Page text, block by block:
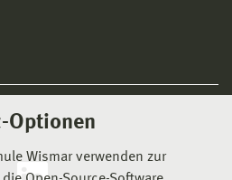
Optionen
Wismar verwenden zur